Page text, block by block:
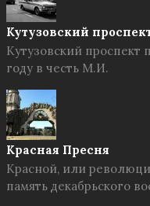
Кутузовский
Кутузовский проспект
году в честь М.И.
Красная Пресня
Красной, или
память декабрьского